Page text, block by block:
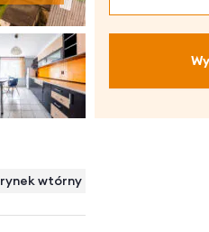
rynek wtórny